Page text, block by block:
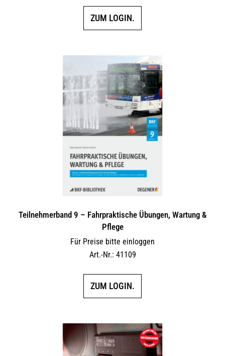
ZUM LOGIN.
Teilnehmerband 9 – Fahrpraktische Übungen, Wartung &
Pflege
Für Preise bitte einloggen
Art.-Nr.: 41109
ZUM LOGIN.